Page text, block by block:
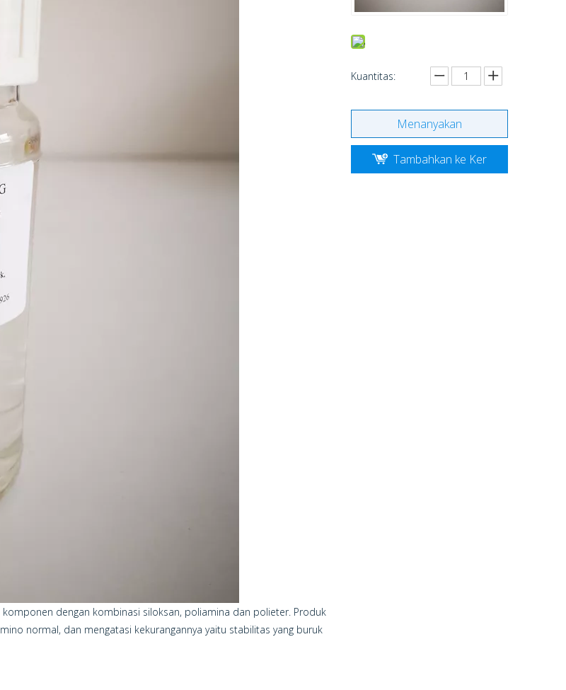
Kuantitas:
Menanyakan
Tambahkan ke Ker
dengan kombinasi siloksan, poliamina dan polieter. Produk
normal, dan mengatasi kekurangannya yaitu stabilitas yang buruk